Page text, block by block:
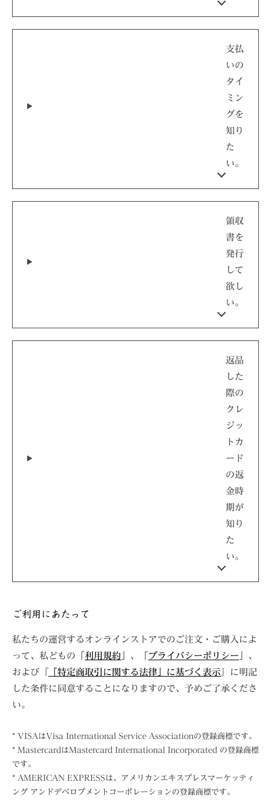
支払
いの
タイ
ミン
グを
知り
た
い。
領収
書を
発行
して
欲し
い。
返品
した
際の
クレ
ジッ
トカ
ード
の返
金時
期が
知り
た
い。
ご利用にあたって
私たちの運営するオンラインストアでのご注文・ご購入によ
って、私どもの「 利用規約 」、「 プライバシーポリシー 」、
および『
「特定商取引に関する法律」に基づく表示 』に明記
した条件に同意することになりますので、予めご了承くださ
い。
* VISAはVisa International Service Associationの登録商標です。
* MastercardはMastercard International Incorporated の登録商標
です。
* AMERICAN EXPRESSは、アメリカンエキスプレスマーケッティ
ング アンドデベロプメントコーポレーションの登録商標です。